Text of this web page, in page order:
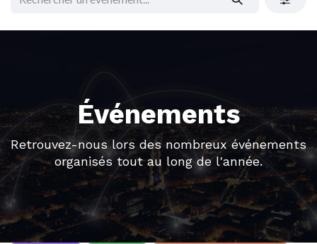
Événements
Retrouvez-nous lors des nombreux événements
organisés tout au long de l'année.